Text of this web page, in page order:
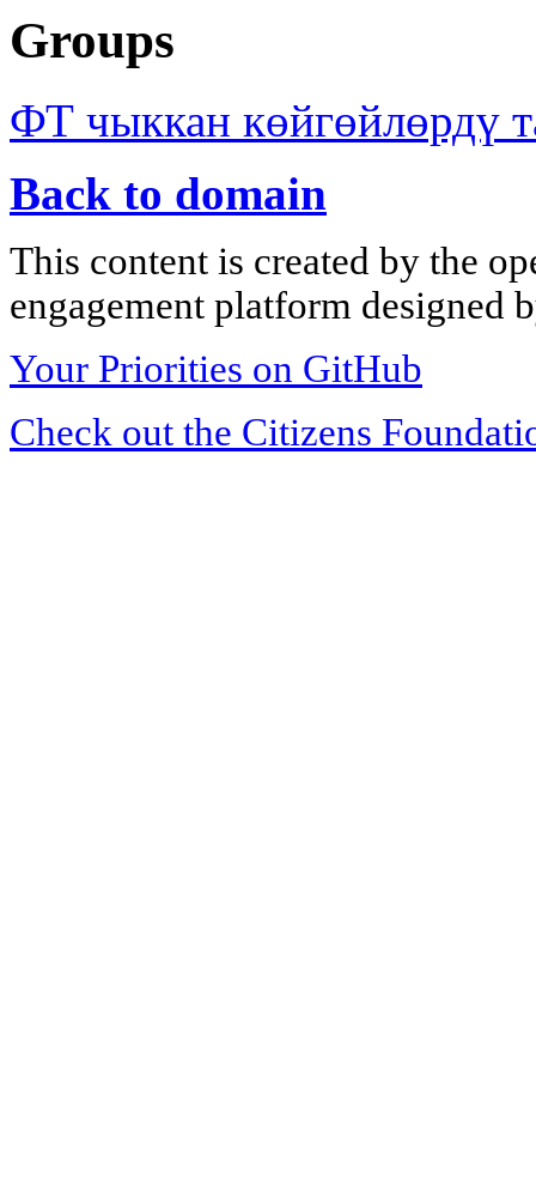
Groups
ФТ чыккан көйгөйлөрдү
Back to domain
This content is created by the
engagement platform designed
Your Priorities on GitHub
Check out the Citizens